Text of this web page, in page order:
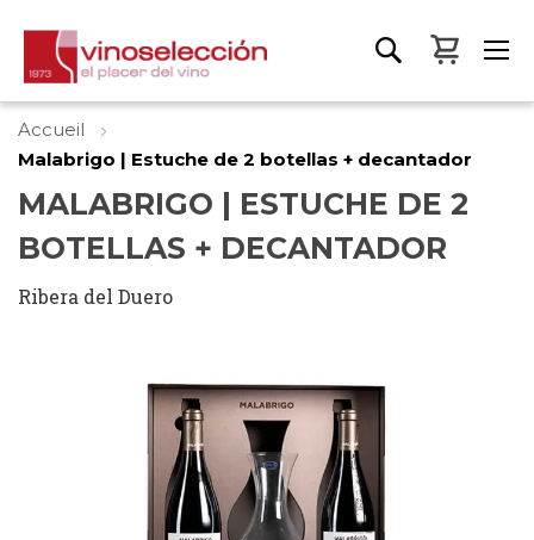
Mon
Accueil
Malabrigo | Estuche de 2 botellas + decantador
MALABRIGO | ESTUCHE DE 2
BOTELLAS + DECANTADOR
Ribera del Duero